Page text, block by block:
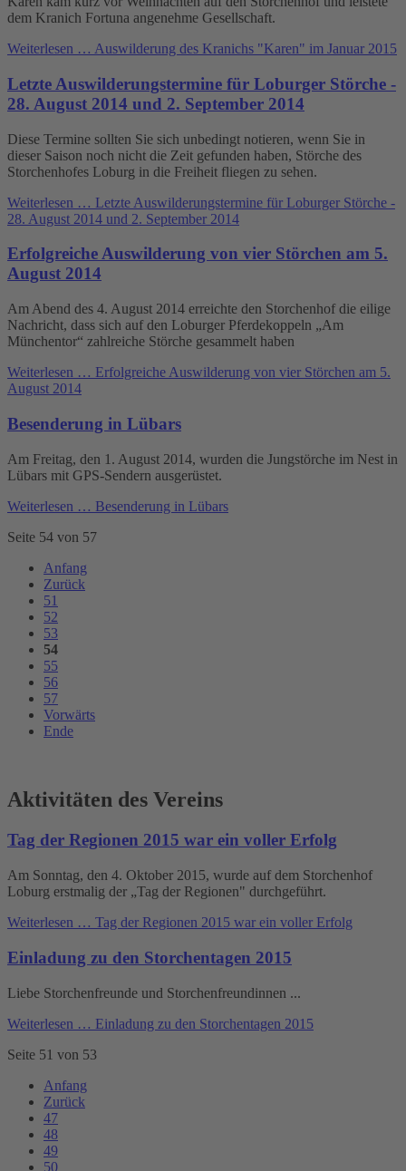
dem Kranich Fortuna angenehme Gesellschaft.
Weiterlesen … Auswilderung des Kranichs "Karen" im Januar 2015
Letzte Auswilderungstermine für Loburger Störche -
28. August 2014 und 2. September 2014
Diese Termine sollten Sie sich unbedingt notieren, wenn Sie in
dieser Saison noch nicht die Zeit gefunden haben, Störche des
Storchenhofes Loburg in die Freiheit fliegen zu sehen.
Weiterlesen … Letzte Auswilderungstermine für Loburger Störche -
28. August 2014 und 2. September 2014
Erfolgreiche Auswilderung von vier Störchen am 5.
August 2014
Am Abend des 4. August 2014 erreichte den Storchenhof die eilige
Nachricht, dass sich auf den Loburger Pferdekoppeln „Am
Münchentor“ zahlreiche Störche gesammelt haben
Weiterlesen … Erfolgreiche Auswilderung von vier Störchen am 5.
August 2014
Besenderung in Lübars
Am Freitag, den 1. August 2014, wurden die Jungstörche im Nest in
Lübars mit GPS-Sendern ausgerüstet.
Weiterlesen … Besenderung in Lübars
Seite 54 von 57
Anfang
Zurück
51
52
53
54
55
56
57
Vorwärts
Ende
Aktivitäten des Vereins
Tag der Regionen 2015 war ein voller Erfolg
Am Sonntag, den 4. Oktober 2015, wurde auf dem Storchenhof
Loburg erstmalig der „Tag der Regionen" durchgeführt.
Weiterlesen … Tag der Regionen 2015 war ein voller Erfolg
Einladung zu den Storchentagen 2015
Liebe Storchenfreunde und Storchenfreundinnen ...
Weiterlesen … Einladung zu den Storchentagen 2015
Seite 51 von 53
Anfang
Zurück
47
48
49
50